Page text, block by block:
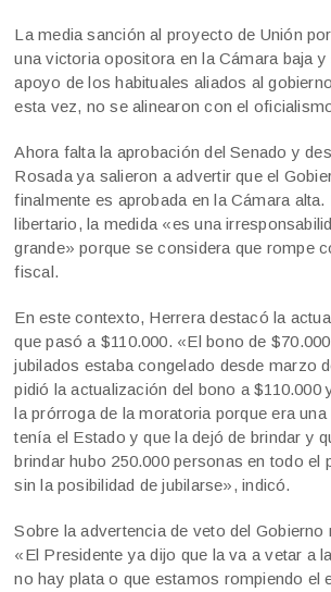
La media sanción al proyecto de Unión
una victoria opositora en la Cámara baja
apoyo de los habituales aliados al
esta vez, no se alinearon con el
Ahora falta la aprobación del Senado y
Rosada ya salieron a advertir que el
finalmente es aprobada en la Cámara alta.
libertario, la medida «es una
grande» porque se considera que rompe
fiscal.
En este contexto, Herrera destacó la
que pasó a $110.000. «El bono de
jubilados estaba congelado desde marzo
pidió la actualización del bono a $110.000
la prórroga de la moratoria porque era una
tenía el Estado y que la dejó de brindar y
brindar hubo 250.000 personas en todo el
sin la posibilidad de jubilarse», indicó.
Sobre la advertencia de veto del Gobierno
«El Presidente ya dijo que la va a vetar a
no hay plata o que estamos rompiendo el